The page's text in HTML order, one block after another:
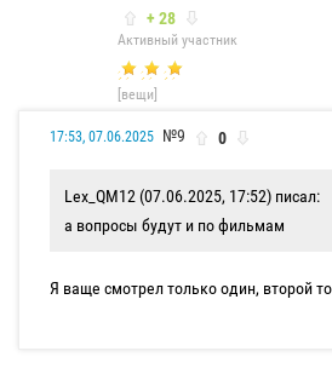
+ 28
Активный участник
[вещи]
17:53, 07.06.2025 №9 0
Lex_QM12 (07.06.2025, 17:52) писал:
а вопросы будут и по фильмам
Я ваще смотрел только один, второй